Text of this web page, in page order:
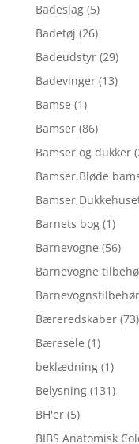
Badeslag (5)
Badetøj (26)
Badeudstyr (29)
Badevinger (13)
Bamse (1)
Bamser (86)
Bamser og dukker
Bamser,Bløde
Barnets bog (1)
Barnevogne (56)
Barnevogne
Barnevognstilbehør
Bæreredskaber (73)
Bæresele (1)
beklædning (1)
Belysning (131)
BH'er (5)
BIBS Anatomisk